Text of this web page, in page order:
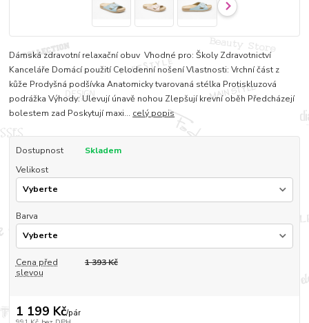
Dámská zdravotní relaxační obuv Vhodné pro: Školy Zdravotnictví
Kanceláře Domácí použití Celodenní nošení Vlastnosti: Vrchní část z
kůže Prodyšná podšívka Anatomicky tvarovaná stélka Protiskluzová
podrážka Výhody: Ulevují únavě nohou Zlepšují krevní oběh Předcházejí
bolestem zad Poskytují maxi... celý popis
Dostupnost
Skladem
Velikost
Barva
Cena před
slevou
1 393 Kč
1 199 Kč/pár